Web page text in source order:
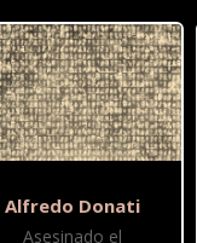
Alfredo Donati
Asesinado el